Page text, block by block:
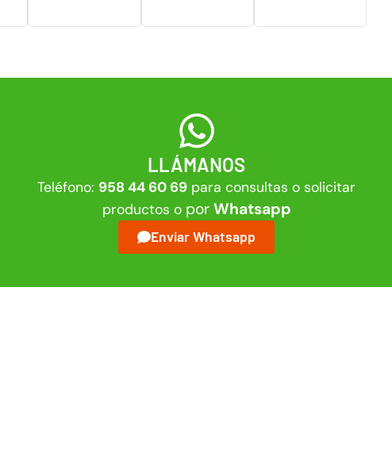
LLÁMANOS
Teléfono: 958 44 60 69 para consultas o solicitar
productos o por Whatsapp
Enviar Whatsapp